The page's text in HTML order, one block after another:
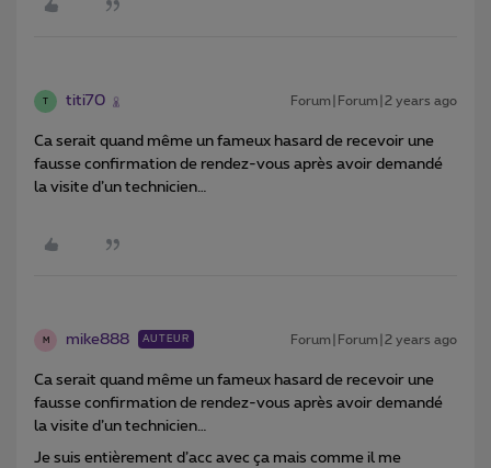
T titi70 Forum|Forum|2 years ago
Ca serait quand même un fameux hasard de recevoir une
fausse confirmation de rendez-vous après avoir demandé
la visite d’un technicien…
M mike888 AUTEUR Forum|Forum|2 years ago
Ca serait quand même un fameux hasard de recevoir une
fausse confirmation de rendez-vous après avoir demandé
la visite d’un technicien…
Je suis entièrement d’acc avec ça mais comme il me